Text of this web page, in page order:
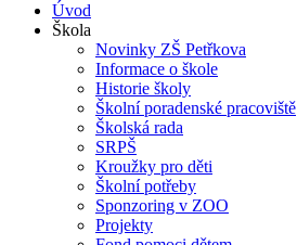
Úvod
Škola
Novinky ZŠ Petřkova
Informace o škole
Historie školy
Školní poradenské pracoviště
Školská rada
SRPŠ
Kroužky pro děti
Školní potřeby
Sponzoring v ZOO
Projekty